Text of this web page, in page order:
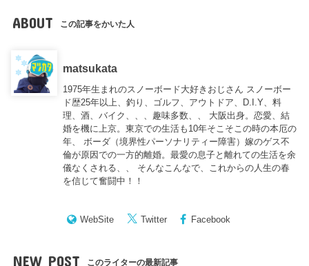
ABOUT この記事をかいた人
matsukata
1975年生まれのスノーボード大好きおじさん スノーボー
ド歴25年以上、釣り、ゴルフ、アウトドア、D.I.Y、料
理、酒、バイク、、、趣味多数、、 大阪出身。恋愛、結
婚を機に上京。東京での生活も10年そこそこの時の本厄の
年、 ボーダ（境界性パーソナリティー障害）嫁のゲス不
倫が原因での一方的離婚。最愛の息子と離れての生活を余
儀なくされる、、 そんなこんなで、これからの人生の春
を信じて奮闘中！！
WebSite Twitter Facebook
NEW POST このライターの最新記事